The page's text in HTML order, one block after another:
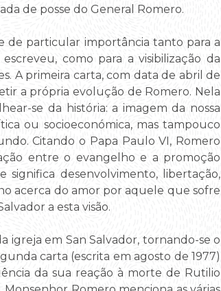
de posse do General Romero.
de particular importância tanto para a
como para a visibilização da
A primeira carta, com data de abril de
a própria evolução de Romero. Nela
se da história: a imagem da nossa
ou socioeconómica, mas tampouco
Citando o Papa Paulo VI, Romero
entre o evangelho e a promoção
desenvolvimento, libertação,
acerca do amor por aquele que sofre
a esta visão.
igreja em San Salvador, tornando-se o
carta (escrita em agosto de 1977)
da sua reação à morte de Rutilio